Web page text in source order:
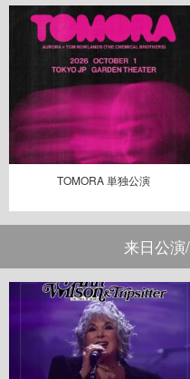
TOMORA 単独公演
来日公